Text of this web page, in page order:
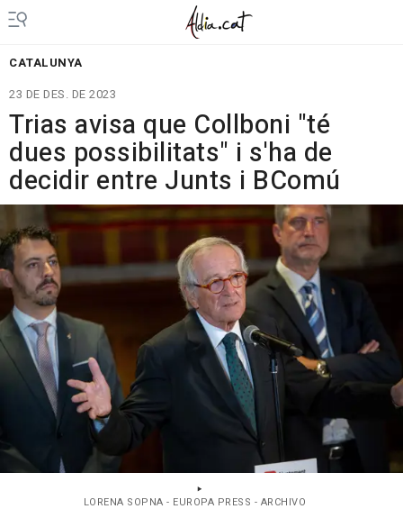
CATALUNYA
23 DE DES. DE 2023
Trias avisa que Collboni "té
dues possibilitats" i s'ha de
decidir entre Junts i BComú
LORENA SOPNA - EUROPA PRESS - ARCHIVO